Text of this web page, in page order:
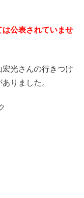
公表されていませ
光さんの行きつけ
りました。